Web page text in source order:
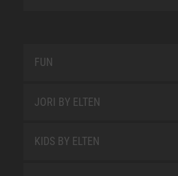
FUN
JORI BY ELTEN
KIDS BY ELTEN